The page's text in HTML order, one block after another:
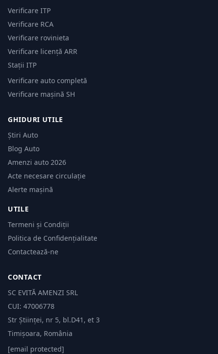
Verificare ITP
Verificare RCA
Verificare rovinieta
Verificare licență ARR
Stații ITP
Verificare auto completă
Verificare mașină SH
GHIDURI UTILE
Știri Auto
Blog Auto
Amenzi auto 2026
Acte necesare circulație
Alerte mașină
UTILE
Termeni și Condiții
Politica de Confidențialitate
Contactează-ne
CONTACT
SC EVITĂ AMENZI SRL
CUI: 47006778
Str Științei, nr 5, bl.D41, et 3
Timișoara, România
[email protected]